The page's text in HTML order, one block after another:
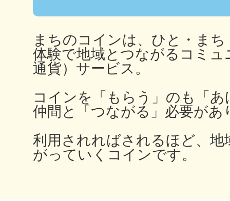
まちのコインは、ひと・ま
体験で地域とつながるコミュ
通貨）サービス。
コインを「もらう」のも「
仲間と「つながる」必要があ
利用されればされるほど、地
がっていくコインです。
日置
高知市